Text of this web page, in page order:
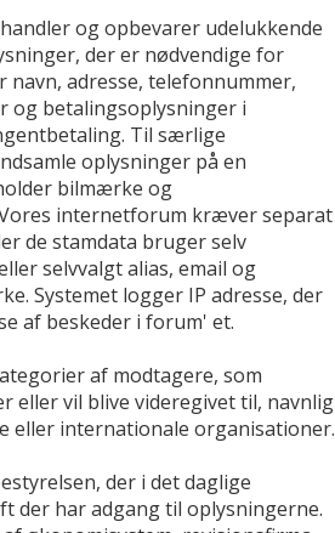
og opbevarer udelukkende
der er nødvendige for
navn, adresse, telefonnummer,
og betalingsoplysninger i
Til særlige
oplysninger på en
bilmærke og
internetforum kræver separat
de stamdata bruger selv
selvvalgt alias, email og
Systemet logger IP adresse, der
af beskeder i forum' et.
af modtagere, som
eller vil blive videregivet til, navnlig
eller internationale organisationer.
der i det daglige
der har adgang til oplysningerne.